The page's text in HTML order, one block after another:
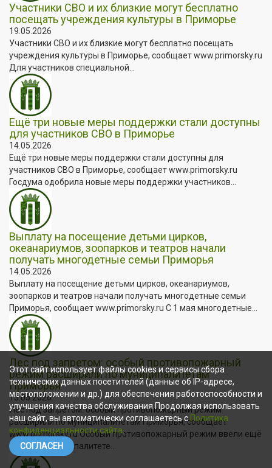
Участники СВО и их близкие могут бесплатно
посещать учреждения культуры в Приморье
19.05.2026
Участники СВО и их близкие могут бесплатно посещать
учреждения культуры в Приморье, сообщает www.primorsky.ru
Для участников специальной...
Ещё три новые меры поддержки стали доступны
для участников СВО в Приморье
14.05.2026
Ещё три новые меры поддержки стали доступны для
участников СВО в Приморье, сообщает www.primorsky.ru
Госдума одобрила новые меры поддержки участников...
Выплату на посещение детьми цирков,
океанариумов, зоопарков и театров начали
получать многодетные семьи Приморья
14.05.2026
Выплату на посещение детьми цирков, океанариумов,
зоопарков и театров начали получать многодетные семьи
Приморья, сообщает www.primorsky.ru С 1 мая многодетные...
Лес под запретом: особый противопожарный
режим расширили по муниципалитетам
Приморья
13.05.2026
Лес под запретом: особый противопожарный режим
расширили по муниципалитетам Приморья, сообщает
www.primorsky.ru Особый противопожарный режим ввели ещё
в одном муниципалитете...
Этот сайт использует файлы cookies и сервисы сбора
технических данных посетителей (данные об IP-адресе,
местоположении и др.) для обеспечения работоспособности и
улучшения качества обслуживания.Продолжая использовать
наш сайт, вы автоматически соглашаетесь сПолитика
конфиденциальности сайта.
СОГЛАСЕН